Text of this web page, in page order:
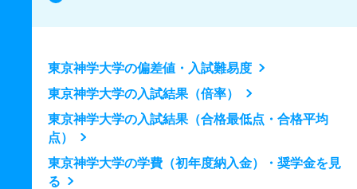
東京神学大学の偏差値・入試難易度
東京神学大学の入試結果（倍率）
東京神学大学の入試結果（合格最低点・合格平均
点）
東京神学大学の学費（初年度納入金）・奨学金を見
る